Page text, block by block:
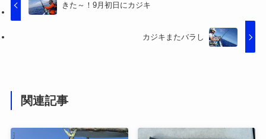
きた～！9月初日にカジキ
カジキまたバラし
関連記事